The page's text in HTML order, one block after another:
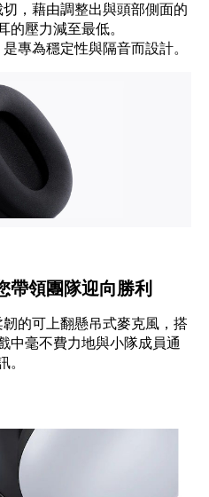
，藉由調整出與頭部側面的
的壓力減至最低。
專為穩定性與隔音而設計。
帶領團隊迎向勝利
的可上翻懸吊式麥克風，搭
中毫不費力地與小隊成員通
。